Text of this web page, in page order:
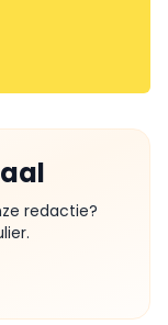
redactie?